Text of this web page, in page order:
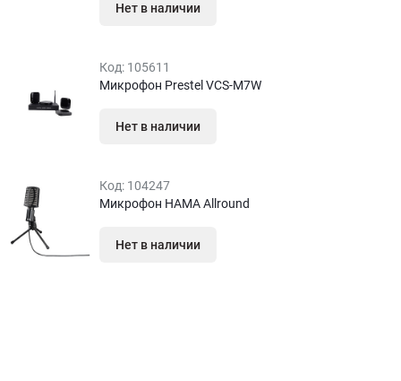
Нет в наличии
Код: 105611
Микрофон Prestel VCS‑M7W
Нет в наличии
Код: 104247
Микрофон HAMA Allround
Нет в наличии